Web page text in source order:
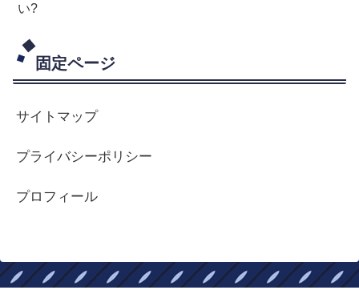
い?
固定ページ
サイトマップ
プライバシーポリシー
プロフィール